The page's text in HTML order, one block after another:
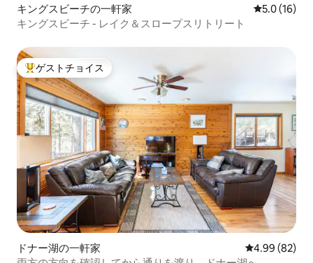
キングスビーチの一軒家 レビュー16
5.0 (16)
キングスビーチ - レイク＆スロープスリトリート
大好評のゲストチョイスです。
ゲストチョイス
ドナー湖の一軒家 レビュー82
4.99 (82)